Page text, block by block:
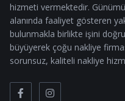
hizmeti vermektedir.
alanında faaliyet gösteren
bulunmakla birlikte işini
büyüyerek çoğu nakliye
sorunsuz, kaliteli nakliye